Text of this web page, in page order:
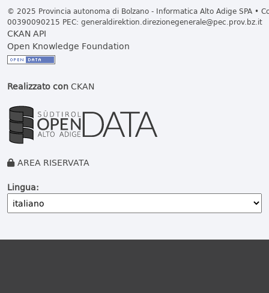
© 2025 Provincia autonoma di Bolzano - Informatica Alto Adige SPA •
00390090215 PEC: generaldirektion.direzionegenerale@pec.prov.bz.it
CKAN API
Open Knowledge Foundation
Realizzato conCKAN
AREA RISERVATA
Lingua